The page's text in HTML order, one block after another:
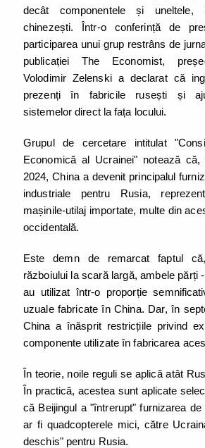
decât componentele și uneltele,
chinezești. Într-o conferință de
participarea unui grup restrâns de
publicației The Economist,
Volodimir Zelenski a declarat că
prezenți în fabricile rusești și
sistemelor direct la fața locului.
Grupul de cercetare intitulat
Economică al Ucrainei" notează
2024, China a devenit principalul
industriale pentru Rusia,
mașinile-utilaj importate, multe din
occidentală.
Este demn de remarcat faptul
războiului la scară largă, ambele părți
au utilizat într-o proporție
uzuale fabricate în China. Dar, în
China a înăsprit restricțiile privind
componente utilizate în fabricarea
În teorie, noile reguli se aplică atât
În practică, acestea sunt aplicate
că Beijingul a "întrerupt" furnizarea
ar fi quadcopterele mici, către
deschis" pentru Rusia.